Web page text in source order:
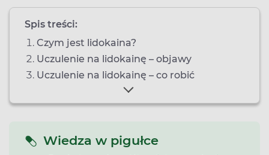
Spis treści:
Czym jest lidokaina?
Uczulenie na lidokainę – objawy
Uczulenie na lidokainę – co robić
Wiedza w pigułce